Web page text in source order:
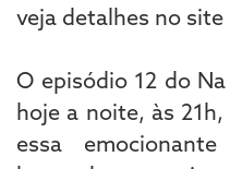
veja detalhes no site
O episódio 12 do
hoje a noite, às
essa